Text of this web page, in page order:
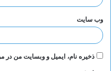
وب‌ سایت
ذخیره نام، ایمیل و وبسایت من در